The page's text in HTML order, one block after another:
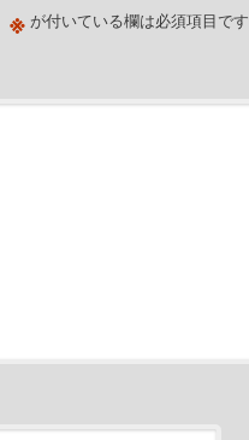
※が付いている欄は必須項目です